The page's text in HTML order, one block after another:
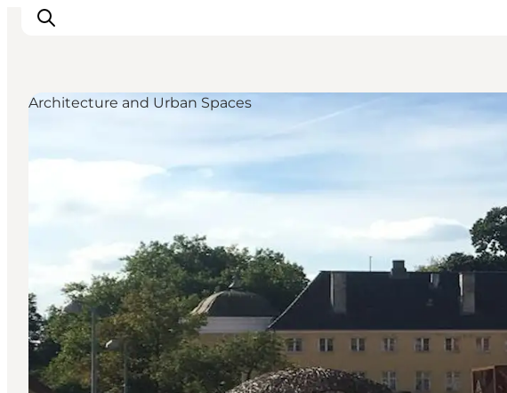
Events
City guide
Plan Your Trip
Architecture and Urban Spaces